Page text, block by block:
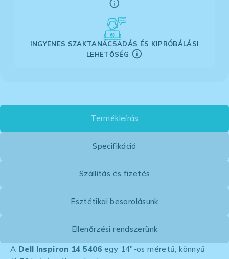
INGYENES SZAKTANÁCSADÁS ÉS KIPRÓBÁLÁSI
LEHETŐSÉG
Termékleírás
Specifikáció
Szállítás és fizetés
Esztétikai besorolásunk
Ellenőrzési rendszerünk
A Dell Inspiron 14 5406 egy 14″-os méretű, könnyű